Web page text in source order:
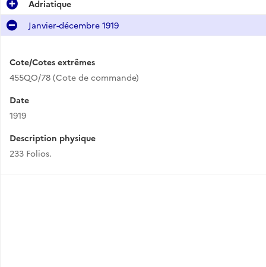
Adriatique
Janvier-décembre 1919
Cote/Cotes extrêmes
455QO/78 (Cote de commande)
Date
1919
Description physique
233 Folios.